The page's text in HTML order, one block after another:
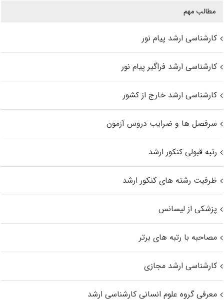
مطالب مهم
کارشناسی ارشد پیام نور
کارشناسی ارشد فراگیر پیام نور
کارشناسی ارشد خارج از کشور
سرفصل ها و ضرایب دروس آزمون
رتبه قبولی کنکور ارشد
ظرفیت رشته های کنکور ارشد
پزشکی از لیسانس
مصاحبه با رتبه های برتر
کارشناسی ارشد مجازی
معرفی گروه علوم انسانی کارشناسی ارشد